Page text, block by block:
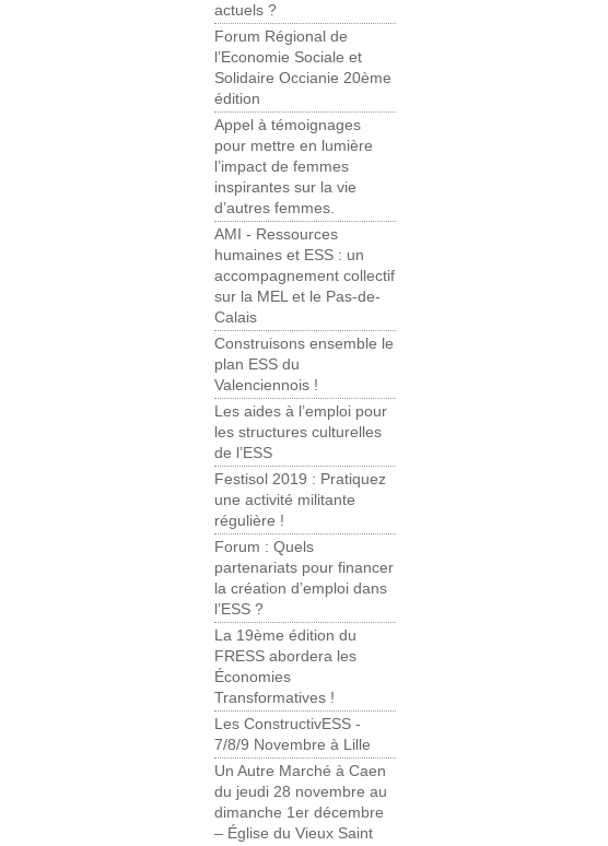
actuels ?
Forum Régional de
l’Economie Sociale et
Solidaire Occianie 20ème
édition
Appel à témoignages
pour mettre en lumière
l’impact de femmes
inspirantes sur la vie
d’autres femmes.
AMI - Ressources
humaines et ESS : un
accompagnement collectif
sur la MEL et le Pas-de-
Calais
Construisons ensemble le
plan ESS du
Valenciennois !
Les aides à l’emploi pour
les structures culturelles
de l’ESS
Festisol 2019 : Pratiquez
une activité militante
régulière !
Forum : Quels
partenariats pour financer
la création d’emploi dans
l’ESS ?
La 19ème édition du
FRESS abordera les
Économies
Transformatives !
Les ConstructivESS -
7/8/9 Novembre à Lille
Un Autre Marché à Caen
du jeudi 28 novembre au
dimanche 1er décembre
– Église du Vieux Saint